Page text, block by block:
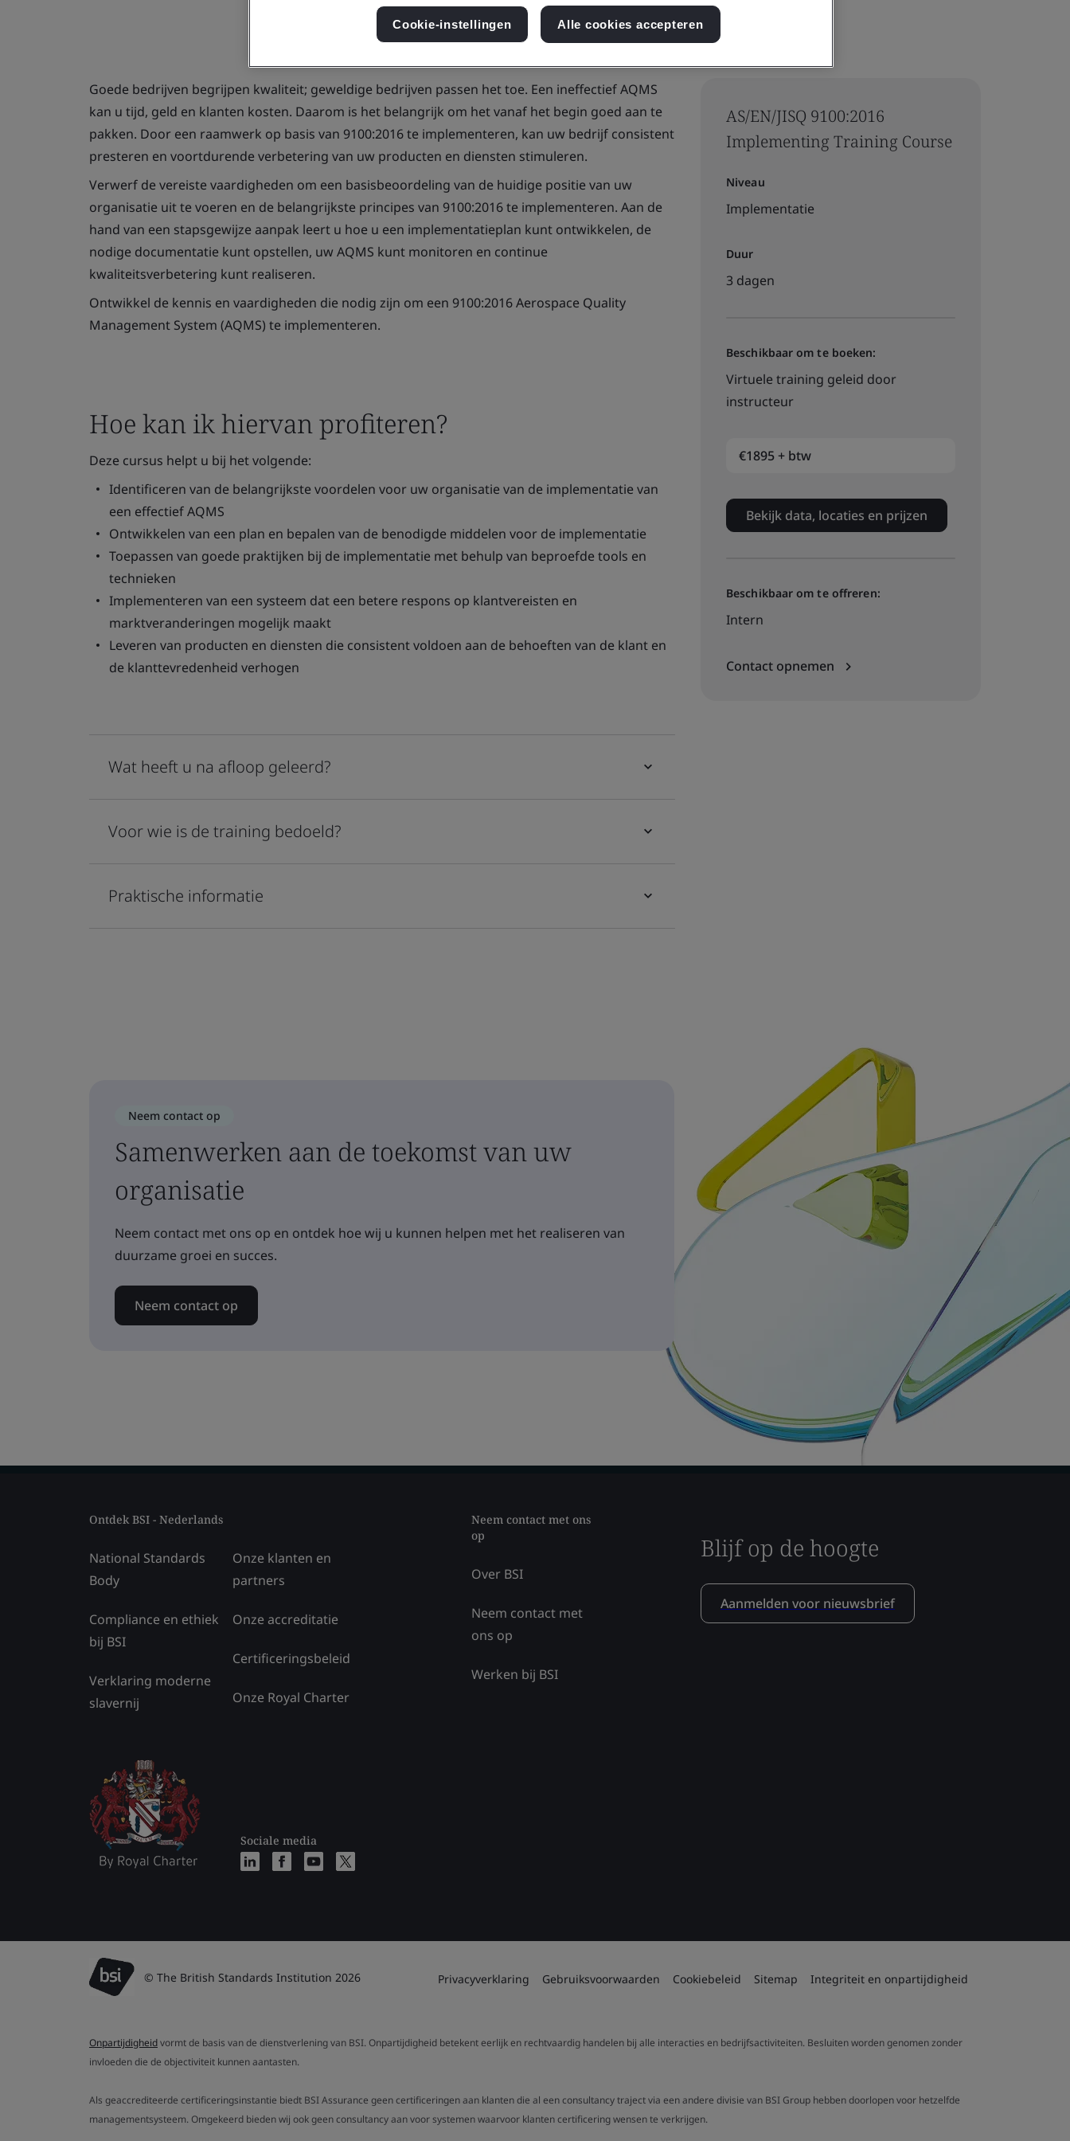
AS/EN/JISQ 9100:2016
Implementing Training Course
Niveau
Implementatie
Duur
3 dagen
Beschikbaar om te boeken:
Virtuele training geleid door
instructeur
€1895 + btw
Bekijk data, locaties en prijzen
Beschikbaar om te offreren:
Intern
Contact opnemen
Goede bedrijven begrijpen kwaliteit; geweldige bedrijven passen het toe. Een ineffectief AQMS
kan u tijd, geld en klanten kosten. Daarom is het belangrijk om het vanaf het begin goed aan te
pakken. Door een raamwerk op basis van 9100:2016 te implementeren, kan uw bedrijf consistent
presteren en voortdurende verbetering van uw producten en diensten stimuleren.
Verwerf de vereiste vaardigheden om een basisbeoordeling van de huidige positie van uw
organisatie uit te voeren en de belangrijkste principes van 9100:2016 te implementeren. Aan de
hand van een stapsgewijze aanpak leert u hoe u een implementatieplan kunt ontwikkelen, de
nodige documentatie kunt opstellen, uw AQMS kunt monitoren en continue
kwaliteitsverbetering kunt realiseren.
Ontwikkel de kennis en vaardigheden die nodig zijn om een 9100:2016 Aerospace Quality
Management System (AQMS) te implementeren.
Hoe kan ik hiervan profiteren?
Deze cursus helpt u bij het volgende:
Identificeren van de belangrijkste voordelen voor uw organisatie van de implementatie van
een effectief AQMS
Ontwikkelen van een plan en bepalen van de benodigde middelen voor de implementatie
Toepassen van goede praktijken bij de implementatie met behulp van beproefde tools en
technieken
Implementeren van een systeem dat een betere respons op klantvereisten en
marktveranderingen mogelijk maakt
Leveren van producten en diensten die consistent voldoen aan de behoeften van de klant en
de klanttevredenheid verhogen
Wat heeft u na afloop geleerd?
Voor wie is de training bedoeld?
Praktische informatie
Neem contact op
Samenwerken aan de toekomst van uw
organisatie
Neem contact met ons op en ontdek hoe wij u kunnen helpen met het realiseren van
duurzame groei en succes.
Neem contact op
Ontdek BSI - Nederlands
National Standards
Body
Compliance en ethiek
bij BSI
Verklaring moderne
slavernij
Onze klanten en
partners
Onze accreditatie
Certificeringsbeleid
Onze Royal Charter
Sociale media
Neem contact met ons
op
Over BSI
Neem contact met
ons op
Werken bij BSI
Blijf op de hoogte
Aanmelden voor nieuwsbrief
© The British Standards Institution 2026 Privacyverklaring Gebruiksvoorwaarden Cookiebeleid Sitemap Integriteit en onpartijdigheid
Onpartijdigheidvormt de basis van de dienstverlening van BSI. Onpartijdigheid betekent eerlijk en rechtvaardig handelen bij alle interacties en bedrijfsactiviteiten. Besluiten worden genomen zonder
invloeden die de objectiviteit kunnen aantasten.
Als geaccrediteerde certificeringsinstantie biedt BSI Assurance geen certificeringen aan klanten die al een consultancy traject via een andere divisie van BSI Group hebben doorlopen voor hetzelfde
managementsysteem. Omgekeerd bieden wij ook geen consultancy aan voor systemen waarvoor klanten certificering wensen te verkrijgen.
Cookie-instellingen Alle cookies accepteren